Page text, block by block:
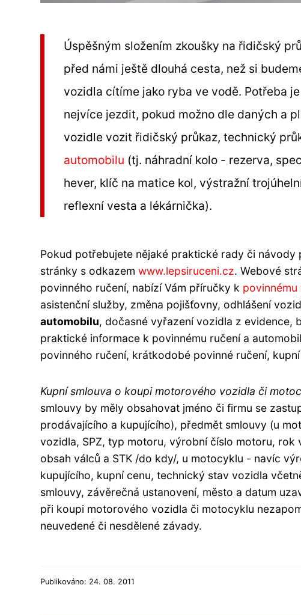
Úspěšným složením zkoušky na řidičský
před námi ještě dlouhá cesta, než si
vozidla cítíme jako ryba ve vodě. Potřeba
nejvíce jezdit, pokud možno dle daných a
vozidle vozit řidičský průkaz, technický
automobilu (tj. náhradní kolo - rezerva,
hever, klíč na matice kol, výstražní
reflexní vesta a lékárnička).
Pokud potřebujete nějaké praktické rady či
stránky s odkazem www.lepsiruceni.cz. Webové
povinného ručení, nabízí Vám příručky k povinnému
asistenční služby, změna pojišťovny, odhlášení
automobilu, dočasné vyřazení vozidla z evidence,
praktické informace k povinnému ručení a
povinného ručení, krátkodobé povinné ručení,
Kupní smlouva o koupi motorového vozidla či
smlouvy by měly obsahovat jméno či firmu se
prodávajícího a kupujícího), předmět smlouvy (u
vozidla, SPZ, typ motoru, výrobní číslo motoru,
obsah válců a STK /do kdy/, u motocyklu - navíc
kupujícího, kupní cenu, technický stav vozidla
smlouvy, závěrečná ustanovení, město a datum
při koupi motorového vozidla či motocyklu
neuvedené či nesdělené závady.
Publikováno: 24. 08. 2011